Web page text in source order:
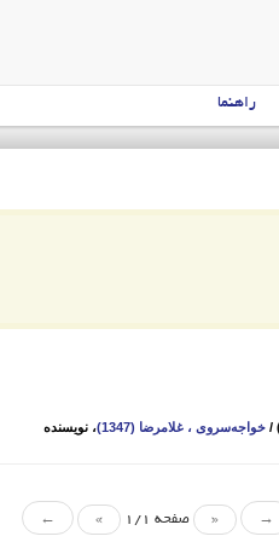
راهنما
/ خواجه‌سروی ، غلامرضا (1347) ، نویسنده
→
« صفحه 1/1 »
←